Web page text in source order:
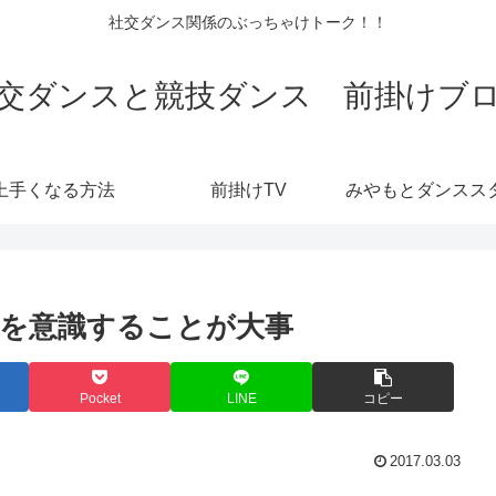
社交ダンス関係のぶっちゃけトーク！！
ダンスと競技ダンス 前掛けブ
上手くなる方法 前掛けTV
意識することが大事
Pocket LINE コピー
2017.03.03